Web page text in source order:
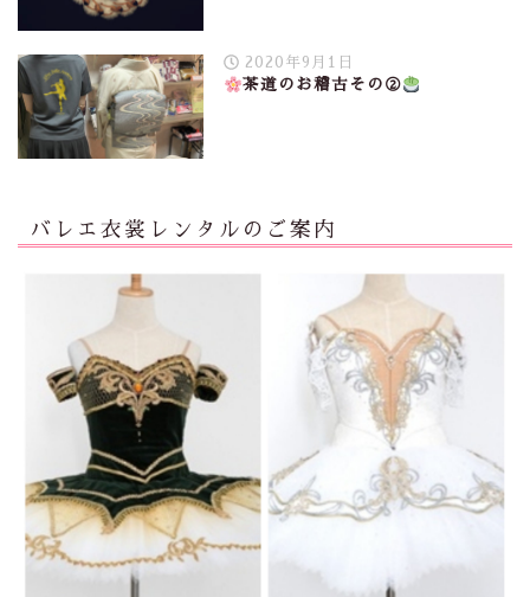
2020年9月1日
茶道のお稽古その②
バレエ衣裳レンタルのご案内